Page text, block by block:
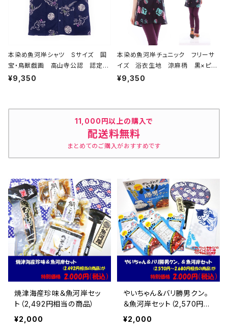
本染め魚河岸シャツ Sサイズ 国
宝・鳥獣戯画 高山寺公認 認定証
付き 木綿晒 紺×白（桜色＆若草
立てシャツ てぬぐいシャツ 濱いち
シャツ 焼津 浜通り 港町
¥9,350
本染め魚河岸チュニック フリーサ
イズ 浴衣生地 涼麻柄 黒×ピン
ク・水色グラデーション 日本製 注
¥9,350
11,000円以上の購入で
配送料無料
まとめてのご購入がおすすめです
焼津海産珍味＆魚河岸セッ
ト（2,492円相当の商品）
¥2,000
やいちゃん＆バリ勝男クン。
＆魚河岸セット（2,570円～
2,680円相当の商品）
¥2,000